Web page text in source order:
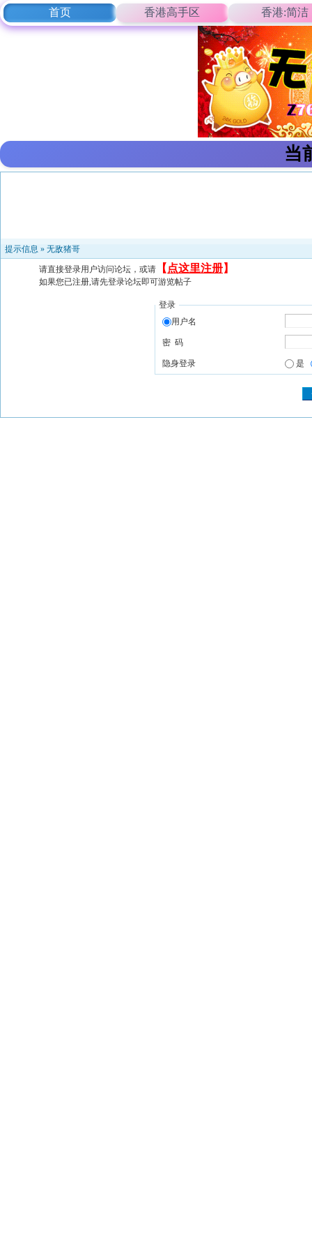
首页 香港高手区 香港:简洁
当
提示信息 » 无敌猪哥
请直接登录用户访问论坛，或请 【 点这里注册】
如果您已注册,请先登录论坛即可游览帖子
登录
用户名
密 码
隐身登录 是